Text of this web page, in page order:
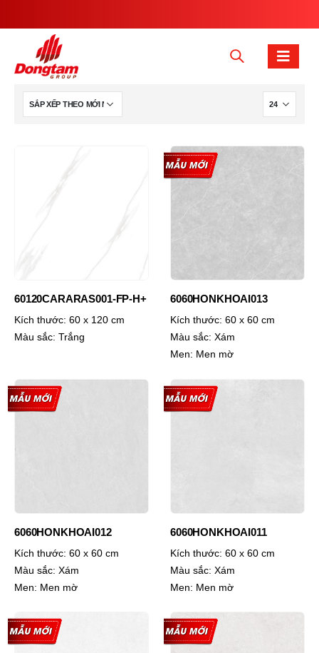
60120CARARAS001-FP-H+
Kích thước: 60 x 120 cm
Màu sắc: Trắng
6060HONKHOAI013
Kích thước: 60 x 60 cm
Màu sắc: Xám
Men: Men mờ
6060HONKHOAI012
Kích thước: 60 x 60 cm
Màu sắc: Xám
Men: Men mờ
6060HONKHOAI011
Kích thước: 60 x 60 cm
Màu sắc: Xám
Men: Men mờ